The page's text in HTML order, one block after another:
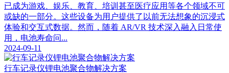
已成为游戏、娱乐、教育、培训甚至医疗应用等各个领域不可
或缺的一部分。这些设备为用户提供了以前无法想象的沉浸式
体验和交互式数据。然而，随着 AR/VR 技术深入融入日常使
用，电池寿命问...
2024-09-11
行车记录仪锂电池聚合物解决方案